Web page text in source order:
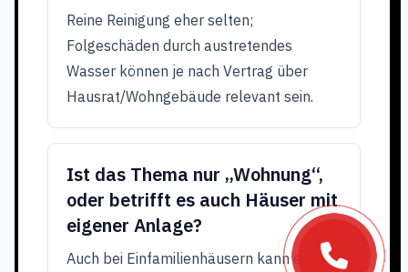
Reine Reinigung eher selten;
Folgeschäden durch austretendes
Wasser können je nach Vertrag über
Hausrat/Wohngebäude relevant sein.
Ist das Thema nur „Wohnung“,
oder betrifft es auch Häuser mit
eigener Anlage?
Auch bei Einfamilienhäusern kann ein